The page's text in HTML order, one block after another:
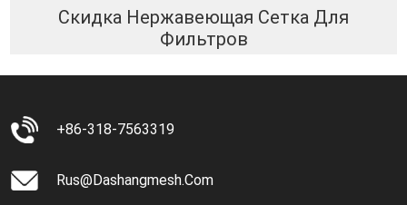
Скидка Нержавеющая Сетка Для
Фильтров
+86-318-7563319
Rus@dashangmesh.com